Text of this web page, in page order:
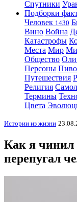
Спутники
Подборки
Человек 1430
Вино Война
Катастрофы
Места Мир
Общество
Персоны Пиво
Путешествия
Религия
Термины
Цвета
Истории из жизни
Как я чинил
перепугал